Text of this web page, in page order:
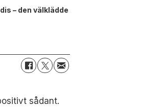
– den välklädde
sådant.